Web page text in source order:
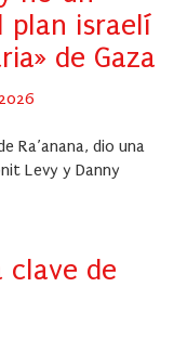
plan israelí
de Gaza
Ra’anana, dio una
Levy y Danny
clave de